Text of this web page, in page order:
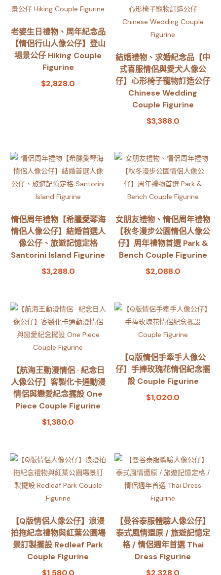
老婆生日禮物、周年紀念品
【情侶行山人像公仔】登山
場景公仔 Hiking Couple
Figurine
$2,828.0
結婚禮物、求婚紀念品【中
式喜服情侶與愛犬人像公
仔】心形椅子寵物訂造公仔
Chinese Wedding
Couple Figurine
$3,388.0
情侶周年禮物【希臘愛琴海
情侶人像公仔】結婚首選人
像公仔、旅遊記憶定格
Santorini Island Figurine
$3,288.0
女朋友禮物、情侶周年禮物
【秋冬漫步公園情侶人像公
仔】周年禮物首選 Park &
Bench Couple Figurine
$2,088.0
【航海王動漫情侶 · 紀念日
人像公仔】客製化卡通動漫
情侶與戀愛紀念擺設 One
Piece Couple Figurine
$1,380.0
【Q版情侶手牽手人像公
仔】手捧玫瑰花情侶紀念擺
設 Couple Figurine
$1,020.0
【Q版情侶人像公仔】浪漫
拍拖紀念禮物與紅葉公園場
景訂製擺設 Redleaf Park
Couple Figurine
$1,580.0
【曼谷泰服體驗人像公仔】
泰式風情還原 / 旅遊記憶定
格 / 情侶週年首選 Thai
Dress Figurine
$2,328.0